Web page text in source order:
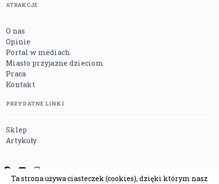
ATRAKCJE
O nas
Opinie
Portal w mediach
Miasto przyjazne dzieciom
Praca
Kontakt
PRZYDATNE LINKI
Sklep
Artykuły
Ta strona używa ciasteczek (cookies), dzięki którym nasz